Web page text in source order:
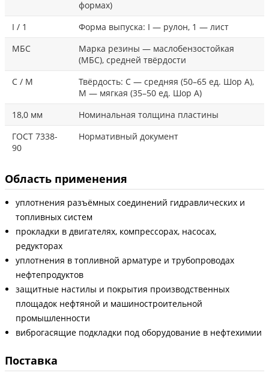
формах)
I / 1
Форма выпуска: I — рулон, 1 — лист
МБС
Марка резины — маслобензостойкая
(МБС), средней твёрдости
С / М
Твёрдость: С — средняя (50–65 ед. Шор А),
М — мягкая (35–50 ед. Шор А)
18,0 мм
Номинальная толщина пластины
ГОСТ 7338-
90
Нормативный документ
Область применения
уплотнения разъёмных соединений гидравлических и
топливных систем
прокладки в двигателях, компрессорах, насосах,
редукторах
уплотнения в топливной арматуре и трубопроводах
нефтепродуктов
защитные настилы и покрытия производственных
площадок нефтяной и машиностроительной
промышленности
виброгасящие подкладки под оборудование в нефтехимии
Поставка